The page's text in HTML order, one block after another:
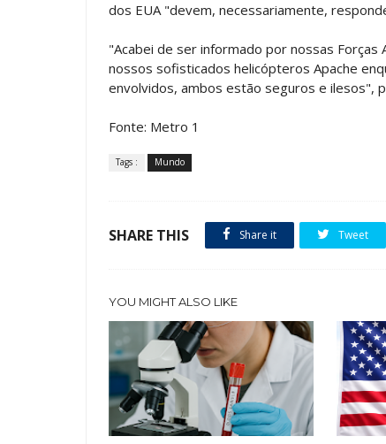
dos EUA "devem, necessariamente,
"Acabei de ser informado por nossas
nossos sofisticados helicópteros Apache
envolvidos, ambos estão seguros e ilesos",
Fonte: Metro 1
Tags : Mundo
SHARE THIS Share it Tweet
YOU MIGHT ALSO LIKE